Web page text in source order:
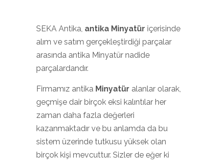
SEKA Antika, antika Minyatür içerisinde
alım ve satım gerçekleştirdiği parçalar
arasında antika Minyatür nadide
parçalardandır.
Firmamız antika Minyatür alanlar olarak,
geçmişe dair birçok eksi kalıntılar her
zaman daha fazla değerleri
kazanmaktadır ve bu anlamda da bu
sistem üzerinde tutkusu yüksek olan
birçok kişi mevcuttur. Sizler de eğer ki